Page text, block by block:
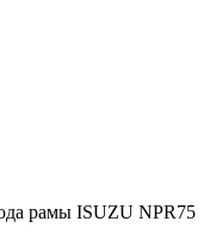
рамы ISUZU NPR75